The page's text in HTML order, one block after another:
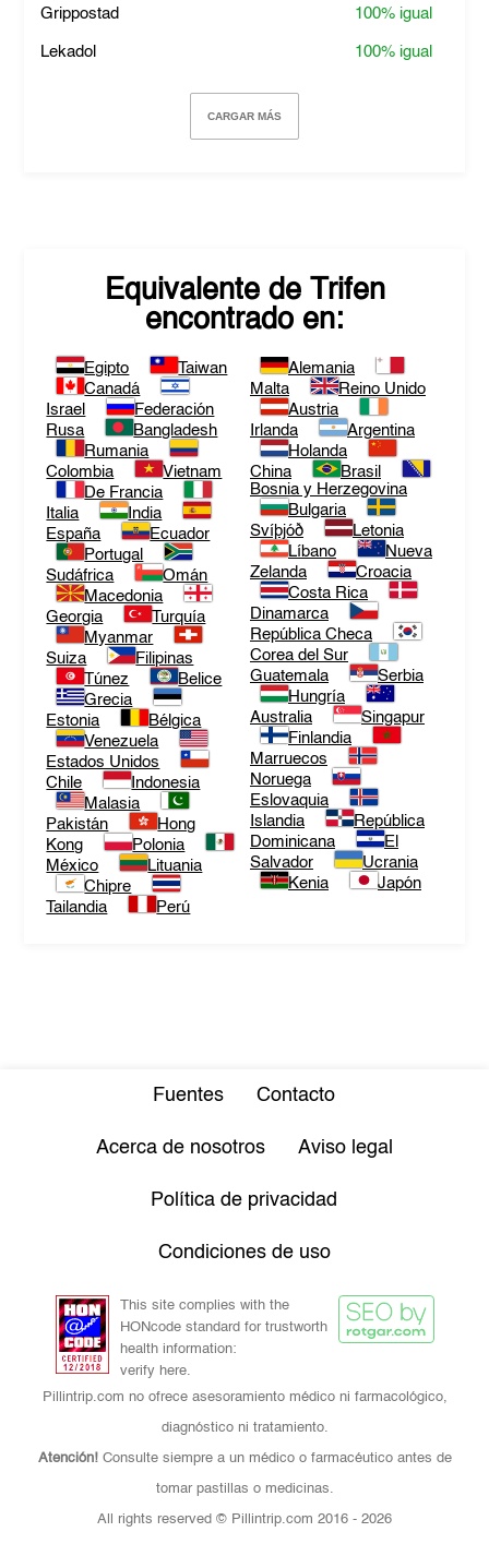
Grippostad 100% igual
Lekadol 100% igual
CARGAR MÁS
Equivalente de
Trifen
encontrado en:
Egipto
Taiwan
Canadá
Israel
Federación
Rusa
Bangladesh
Rumania
Colombia
Vietnam
De Francia
Italia
India
España
Ecuador
Portugal
Sudáfrica
Omán
Macedonia
Georgia
Turquía
Myanmar
Suiza
Filipinas
Túnez
Belice
Grecia
Estonia
Bélgica
Venezuela
Estados Unidos
Chile
Indonesia
Malasia
Pakistán
Hong
Kong
Polonia
México
Lituania
Chipre
Tailandia
Perú
Alemania
Malta
Reino Unido
Austria
Irlanda
Argentina
Holanda
China
Brasil
Bosnia y Herzegovina
Bulgaria
Svíþjóð
Letonia
Líbano
Nueva
Zelanda
Croacia
Costa Rica
Dinamarca
República Checa
Corea del Sur
Guatemala
Serbia
Hungría
Australia
Singapur
Finlandia
Marruecos
Noruega
Eslovaquia
Islandia
República
Dominicana
El
Salvador
Ucrania
Kenia
Japón
Fuentes Contacto
Acerca de nosotros Aviso legal
Política de privacidad
Condiciones de uso
This site complies with the
HONcode standard for trustworth
health information:
verify here.
Pillintrip.com no ofrece asesoramiento médico ni farmacológico,
diagnóstico ni tratamiento.
Atención!Consulte siempre a un médico o farmacéutico antes de
tomar pastillas o medicinas.
All rights reserved © Pillintrip.com 2016 - 2026